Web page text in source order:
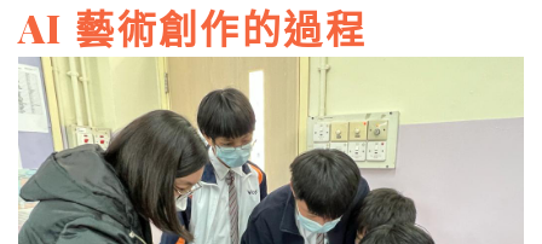
AI 藝術創作的過程